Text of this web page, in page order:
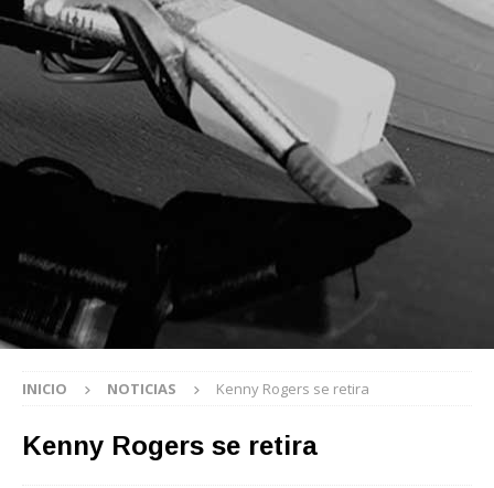
INICIO NOTICIAS Kenny Rogers se retira
Kenny Rogers se retira